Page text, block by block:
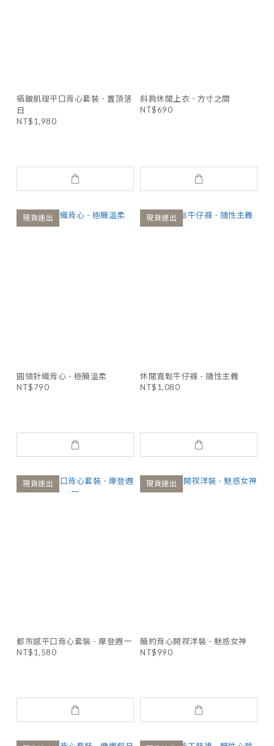
褶皺肌理平口背心套裝 - 置頂落
日
NT$1,980
斜肩休閒上衣 - 方寸之間
NT$690
現貨速出
圓領針織背心 - 極簡溫柔
NT$790
現貨速出
休閒寬鬆牛仔褲 - 隨性主義
NT$1,080
現貨速出
都市感平口背心套裝 - 摩登週一
NT$1,580
現貨速出
簡約背心開衩洋裝 - 魅惑女神
NT$990